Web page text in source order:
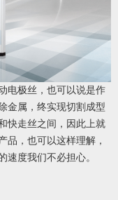
极丝，也可以说是作
金属，终实现切割成型
快走丝之间，因此上就
品，也可以这样理解，
速度我们不必担心。